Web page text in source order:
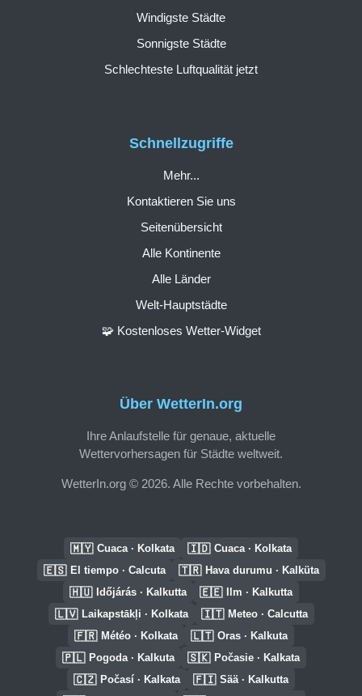
Über WetterIn.org
Ihre Anlaufstelle für genaue, aktuelle
Wettervorhersagen für Städte weltweit.
WetterIn.org © 2026. Alle Rechte vorbehalten.
Schnellzugriffe
Mehr...
Kontaktieren Sie uns
Seitenübersicht
Alle Kontinente
Alle Länder
Welt-Hauptstädte
🧩 Kostenloses Wetter-Widget
Windigste Städte
Sonnigste Städte
Schlechteste Luftqualität jetzt
🇲🇾 Cuaca · Kolkata 🇮🇩 Cuaca · Kolkata
🇪🇸 El tiempo · Calcuta 🇹🇷 Hava durumu · Kalküta
🇭🇺 Időjárás · Kalkutta 🇪🇪 Ilm · Kalkutta
🇱🇻 Laikapstākļi · Kolkata 🇮🇹 Meteo · Calcutta
🇫🇷 Météo · Kolkata 🇱🇹 Oras · Kalkuta
🇵🇱 Pogoda · Kalkuta 🇸🇰 Počasie · Kalkata
🇨🇿 Počasí · Kalkata 🇫🇮 Sää · Kalkutta